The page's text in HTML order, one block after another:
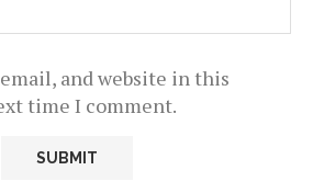
and website in this
time I comment.